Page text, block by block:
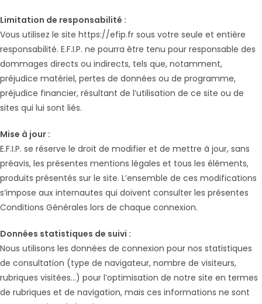
Limitation de responsabilité :
Vous utilisez le site https://efip.fr sous votre seule et entière
responsabilité. E.F.I.P. ne pourra être tenu pour responsable des
dommages directs ou indirects, tels que, notamment,
préjudice matériel, pertes de données ou de programme,
préjudice financier, résultant de l’utilisation de ce site ou de
sites qui lui sont liés.
Mise à jour :
E.F.I.P. se réserve le droit de modifier et de mettre à jour, sans
préavis, les présentes mentions légales et tous les éléments,
produits présentés sur le site. L’ensemble de ces modifications
s’impose aux internautes qui doivent consulter les présentes
Conditions Générales lors de chaque connexion.
Données statistiques de suivi :
Nous utilisons les données de connexion pour nos statistiques
de consultation (type de navigateur, nombre de visiteurs,
rubriques visitées…) pour l’optimisation de notre site en termes
de rubriques et de navigation, mais ces informations ne sont